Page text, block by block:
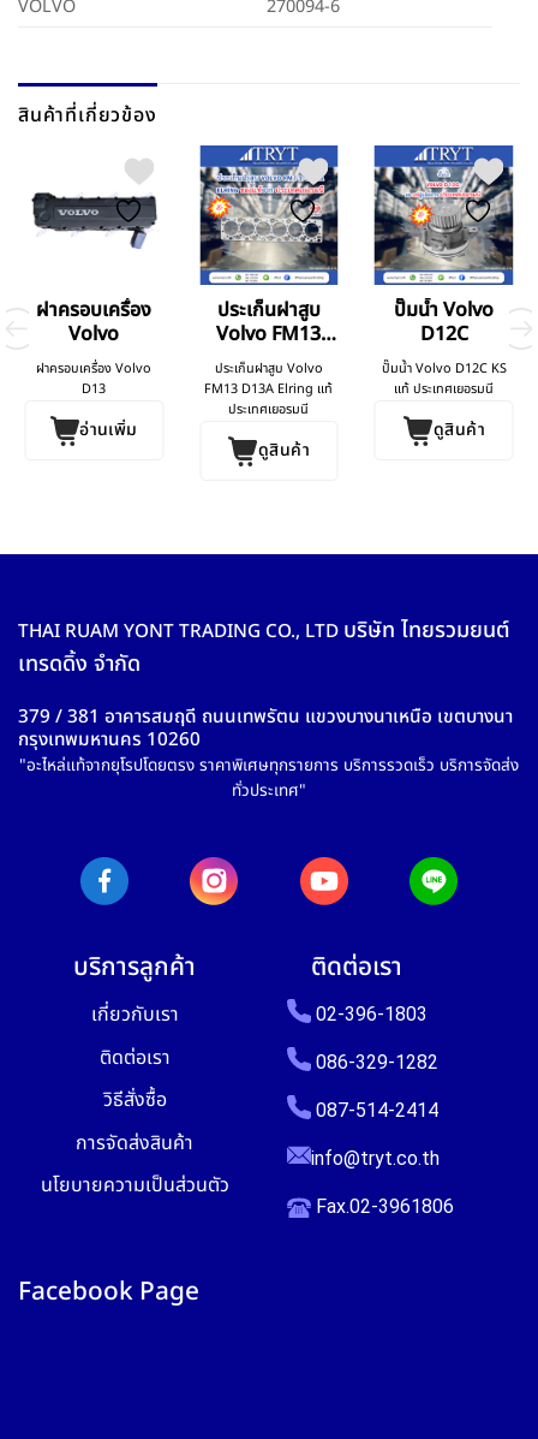
VOLVO
270094-6
สินค้าที่เกี่ยวข้อง
ฝาครอบเครื่อง
Volvo
ฝาครอบเครื่อง Volvo
D13
อ่านเพิ่ม
ประเก็นฝาสูบ
Volvo FM13
D13A
ประเก็นฝาสูบ Volvo
FM13 D13A Elring แท้
ประเทศเยอรมนี
ดูสินค้า
ปั๊มน้ำ Volvo
D12C
ปั๊มน้ำ Volvo D12C KS
แท้ ประเทศเยอรมนี
ดูสินค้า
THAI RUAM YONT TRADING CO., LTD บริษัท ไทยรวมยนต์
เทรดดิ้ง จำกัด
379 / 381 อาคารสมฤดี ถนนเทพรัตน แขวงบางนาเหนือ เขตบางนา
กรุงเทพมหานคร 10260
"อะไหล่แท้จากยุโรปโดยตรง ราคาพิเศษทุกรายการ บริการรวดเร็ว บริการจัดส่ง
ทั่วประเทศ"
บริการลูกค้า
เกี่ยวกับเรา
ติดต่อเรา
วิธีสั่งซื้อ
การจัดส่งสินค้า
นโยบายความเป็นส่วนตัว
ติดต่อเรา
02-396-1803
086-329-1282
087-514-2414
info@tryt.co.th
Fax.02-3961806
Facebook Page